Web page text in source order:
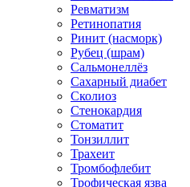
Ревматизм
Ретинопатия
Ринит (насморк)
Рубец (шрам)
Сальмонеллёз
Сахарный диабет
Сколиоз
Стенокардия
Стоматит
Тонзиллит
Трахеит
Тромбофлебит
Трофическая язва